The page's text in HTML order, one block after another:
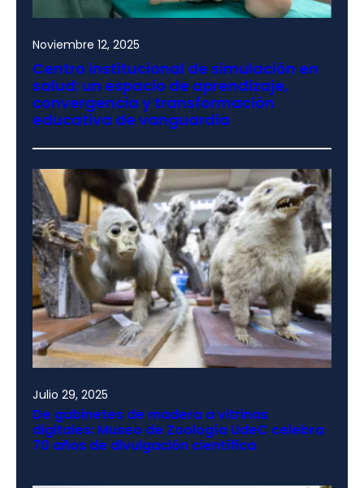
Noviembre 12, 2025
Centro institucional de simulación en
salud: un espacio de aprendizaje,
convergencia y transformación
educativa de vanguardia
Julio 29, 2025
De gabinetes de madera a vitrinas
digitales: Museo de Zoología UdeC celebra
70 años de divulgación científica